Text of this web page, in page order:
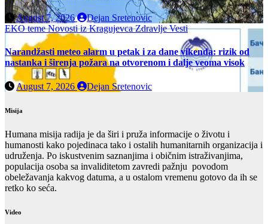
August 7, 2026
Dejan Sretenovic
EKO temeNovosti iz KragujevcaZdravlje Vesti
Narandžasti meteo alarm u petak i za dane vikenda: rizik od
nastanka i širenja požara na otvorenom i dalje veoma visok
August 7, 2026 Dejan Sretenovic
Misija
Humana misija radija je da širi i pruža informacije o životu i
humanosti kako pojedinaca tako i ostalih humanitarnih organizacija i
udruženja. Po iskustvenim saznanjima i običnim istraživanjima,
populacija osoba sa invaliditetom zavredi pažnju povodom
obeležavanja kakvog datuma, a u ostalom vremenu gotovo da ih se
retko ko seća.
Video